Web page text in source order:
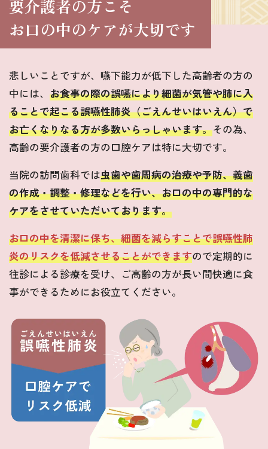
要介護者の方こそ
お口の中のケアが大切です
悲しいことですが、嚥下能力が低下した高齢者の方の
中には、 お食事の際の誤嚥により細菌が気管や肺に入
ることで起こる誤嚥性肺炎（ごえんせいはいえん）で
お亡くなりなる方が多数いらっしゃいます。その為、
高齢の要介護者の方の口腔ケアは特に大切です。
当院の訪問歯科では虫歯や歯周病の治療や予防、義歯
の作成・調整・修理などを行い、お口の中の専門的な
ケアをさせていただいております。
お口の中を清潔に保ち、細菌を減らすことで誤嚥性肺
炎のリスクを低減させることができますので定期的に
往診による診療を受け、ご高齢の方が長い間快適に食
事ができるためにお役立てください。